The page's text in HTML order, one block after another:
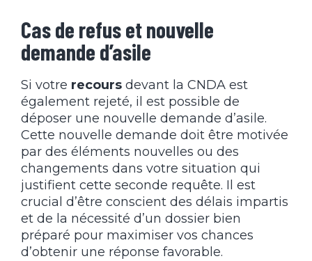
Cas de refus et nouvelle
demande d’asile
Si votre recours devant la CNDA est
également rejeté, il est possible de
déposer une nouvelle demande d’asile.
Cette nouvelle demande doit être motivée
par des éléments nouvelles ou des
changements dans votre situation qui
justifient cette seconde requête. Il est
crucial d’être conscient des délais impartis
et de la nécessité d’un dossier bien
préparé pour maximiser vos chances
d’obtenir une réponse favorable.